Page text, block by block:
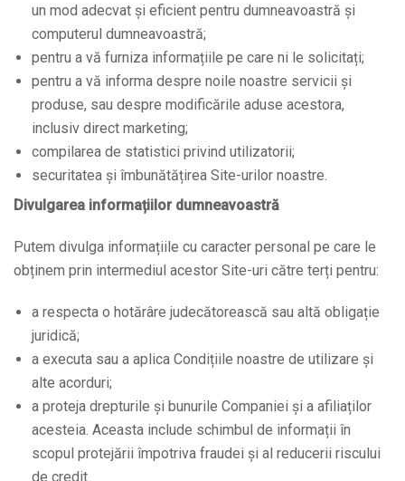
un mod adecvat și eficient pentru dumneavoastră și
computerul dumneavoastră;
pentru a vă furniza informațiile pe care ni le solicitați;
pentru a vă informa despre noile noastre servicii și
produse, sau despre modificările aduse acestora,
inclusiv direct marketing;
compilarea de statistici privind utilizatorii;
securitatea și îmbunătățirea Site-urilor noastre.
Divulgarea informațiilor dumneavoastră
Putem divulga informațiile cu caracter personal pe care le
obținem prin intermediul acestor Site-uri către terți pentru:
a respecta o hotărâre judecătorească sau altă obligație
juridică;
a executa sau a aplica Condițiile noastre de utilizare și
alte acorduri;
a proteja drepturile și bunurile Companiei și a afiliaților
acesteia. Aceasta include schimbul de informații în
scopul protejării împotriva fraudei și al reducerii riscului
de credit.